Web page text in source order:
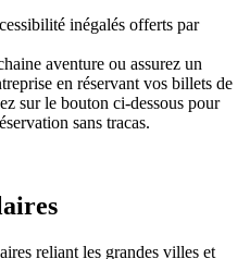
inégalés offerts par
aventure ou assurez un
en réservant vos billets de
sur le bouton ci-dessous pour
sans tracas.
reliant les grandes villes et